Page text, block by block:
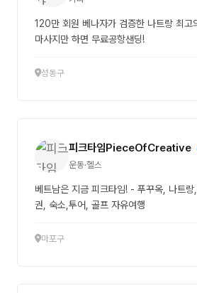
120만 회원 베나자가 검증한 나트랑 최고의 SPA&NAIL총집
마사지만 하면 무료공항샌딩!
성동구
피크타임PieceOfCreative
운동·헬스
베트남은 지금 피크타임! - 푸꾸옥, 나트
권, 숙소,투어, 골프 자유여행
마포구